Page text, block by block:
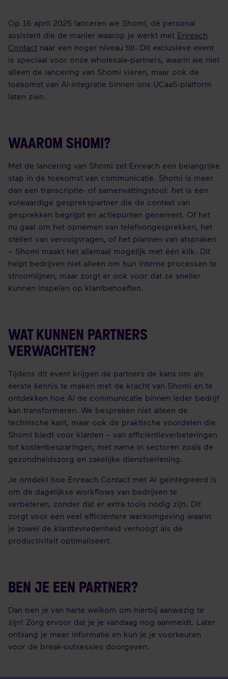
Op 16 april 2025 lanceren we Shomi, dé personal
assistent die de manier waarop je werkt met Enreach
Contact naar een hoger niveau tilt. Dit exclusieve event
is speciaal voor onze wholesale-partners, waarin we niet
alleen de lancering van Shomi vieren, maar ook de
toekomst van AI-integratie binnen ons UCaaS-platform
laten zien.
WAAROM SHOMI?
Met de lancering van Shomi zet Enreach een belangrijke
stap in de toekomst van communicatie. Shomi is meer
dan een transcriptie- of samenvattingstool: het is een
volwaardige gesprekspartner die de context van
gesprekken begrijpt en actiepunten genereert. Of het
nu gaat om het opnemen van telefoongesprekken, het
stellen van vervolgvragen, of het plannen van afspraken
– Shomi maakt het allemaal mogelijk met één klik. Dit
helpt bedrijven niet alleen om hun interne processen te
stroomlijnen, maar zorgt er ook voor dat ze sneller
kunnen inspelen op klantbehoeften.
WAT KUNNEN PARTNERS
VERWACHTEN?
Tijdens dit event krijgen de partners de kans om als
eerste kennis te maken met de kracht van Shomi en te
ontdekken hoe AI de communicatie binnen ieder bedrijf
kan transformeren. We bespreken niet alleen de
technische kant, maar ook de praktische voordelen die
Shomi biedt voor klanten – van efficiëntieverbeteringen
tot kostenbesparingen, met name in sectoren zoals de
gezondheidszorg en zakelijke dienstverlening.
Je ontdekt hoe Enreach Contact met AI geïntegreerd is
om de dagelijkse workflows van bedrijven te
verbeteren, zonder dat er extra tools nodig zijn. Dit
zorgt voor een veel efficiëntere werkomgeving waarin
je zowel de klanttevredenheid verhoogt als de
productiviteit optimaliseert.
BEN JE EEN PARTNER?
Dan ben je van harte welkom om hierbij aanwezig te
zijn! Zorg ervoor dat je je vandaag nog aanmeldt. Later
ontvang je meer informatie en kun je je voorkeuren
voor de break-outsessies doorgeven.